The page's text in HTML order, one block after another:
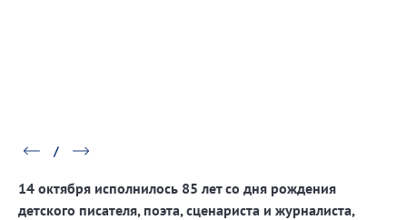
14 октября исполнилось 85 лет со дня рождения
детского писателя, поэта, сценариста и журналиста,